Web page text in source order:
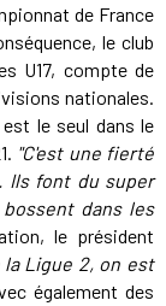
de France
le club
U17, compte de
nationales.
le seul dans le
"C'est une fierté
Ils font du super
dans les
le président
la Ligue 2, on est
également des